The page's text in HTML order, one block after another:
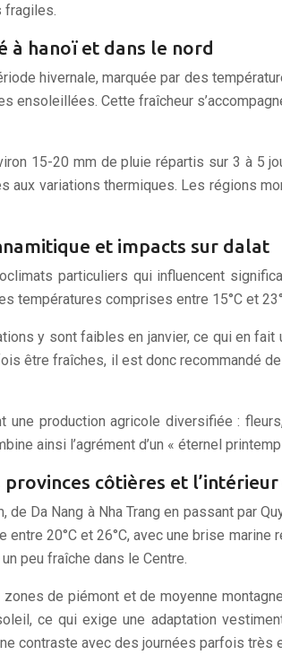
à hanoï et dans le nord
hivernale, marquée par des
ensoleillées. Cette fraîcheur
15-20 mm de pluie répartis sur 3 à 5
aux variations thermiques. Les régions
et impacts sur dalat
particuliers qui influencent
températures comprises entre 15°C et
y sont faibles en janvier, ce qui en
être fraîches, il est donc recommandé
une production agricole diversifiée :
ainsi l’agrément d’un « éternel
côtières et
de Da Nang à Nha Trang en passant par
20°C et 26°C, avec une brise
peu fraîche dans le Centre.
de piémont et de moyenne
ce qui exige une adaptation
contraste avec des journées parfois très